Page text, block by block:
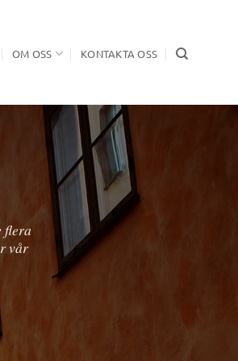
OM OSS KONTAKTA OSS
är